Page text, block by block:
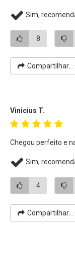
Sim,
8
Compartilhar...
Vinicius T.
Chegou perfeito e
Sim,
4
Compartilhar...